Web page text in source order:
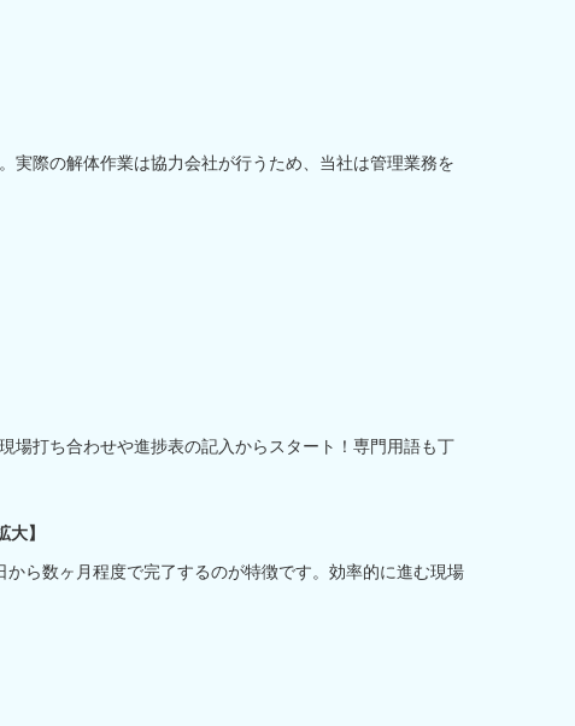
実際の解体作業は協力会社が行うため、当社は管理業務を
場打ち合わせや進捗表の記入からスタート！専門用語も丁
】
ら数ヶ月程度で完了するのが特徴です。効率的に進む現場